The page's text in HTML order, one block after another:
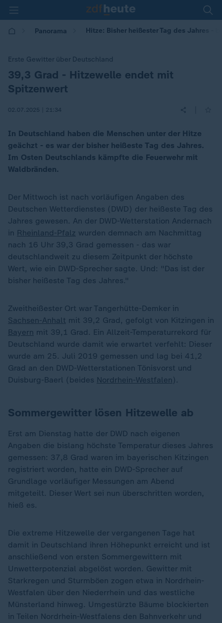
Panorama Hitze: Bisher heißester Tag des Jahres -
Erste Gewitter über Deutschland
:
39,3 Grad - Hitzewelle endet mit
Spitzenwert
02.07.2025 | 21:34
In Deutschland haben die Menschen unter der Hitze
geächzt - es war der bisher heißeste Tag des Jahres.
Im Osten Deutschlands kämpfte die Feuerwehr mit
Waldbränden.
Der Mittwoch ist nach vorläufigen Angaben des
Deutschen Wetterdienstes (DWD) der heißeste Tag des
Jahres gewesen. An der DWD-Wetterstation Andernach
in Rheinland-Pfalz wurden demnach am Nachmittag
nach 16 Uhr 39,3 Grad gemessen - das war
deutschlandweit zu diesem Zeitpunkt der höchste
Wert, wie ein DWD-Sprecher sagte. Und: "Das ist der
bisher heißeste Tag des Jahres."
Zweitheißester Ort war Tangerhütte-Demker in
Sachsen-Anhalt mit 39,2 Grad, gefolgt von Kitzingen in
Bayern mit 39,1 Grad. Ein Allzeit-Temperaturrekord für
Deutschland wurde damit wie erwartet verfehlt: Dieser
wurde am 25. Juli 2019 gemessen und lag bei 41,2
Grad an den DWD-Wetterstationen Tönisvorst und
Duisburg-Baerl (beides Nordrhein-Westfalen).
Sommergewitter lösen Hitzewelle ab
Erst am Dienstag hatte der DWD nach eigenen
Angaben die bislang höchste Temperatur dieses Jahres
gemessen: 37,8 Grad waren im bayerischen Kitzingen
registriert worden, hatte ein DWD-Sprecher auf
Grundlage vorläufiger Messungen am Abend
mitgeteilt. Dieser Wert sei nun überschritten worden,
hieß es.
Die extreme Hitzewelle der vergangenen Tage hat
damit in Deutschland ihren Höhepunkt erreicht und ist
anschließend von ersten Sommergewittern mit
Unwetterpotenzial abgelöst worden. Gewitter mit
Starkregen und Sturmböen zogen etwa in Nordrhein-
Westfalen über den Niederrhein und das westliche
Münsterland hinweg. Umgestürzte Bäume blockierten
in Teilen Nordrhein-Westfalens den Bahnverkehr und